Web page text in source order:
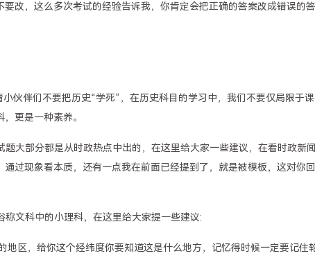
改，这么多次考试的经验告诉我，你肯定会把正确的答案改成错误的答
伙伴们不要把历史“学死”，在历史科目的学习中，我们不要仅局限于
更是一种素养。
题大部分都是从时政热点中出的，在这里给大家一些建议，在看时政新
过现象看本质，还有一点我在前面已经提到了，就是被模板，这对你
称文科中的小理科，在这里给大家提一些建议:
区，给你这个经纬度你要知道这是什么地方，记忆得时候一定要记住